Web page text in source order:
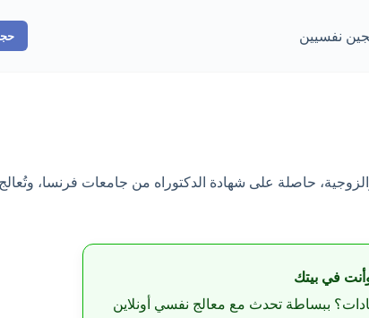
نفسيين
حاصلة على شهادة الدكتوراه من جامعات فرنسا، وتُعالج
في بيتك
ببساطة تحدث مع معالج نفسي أونلاين